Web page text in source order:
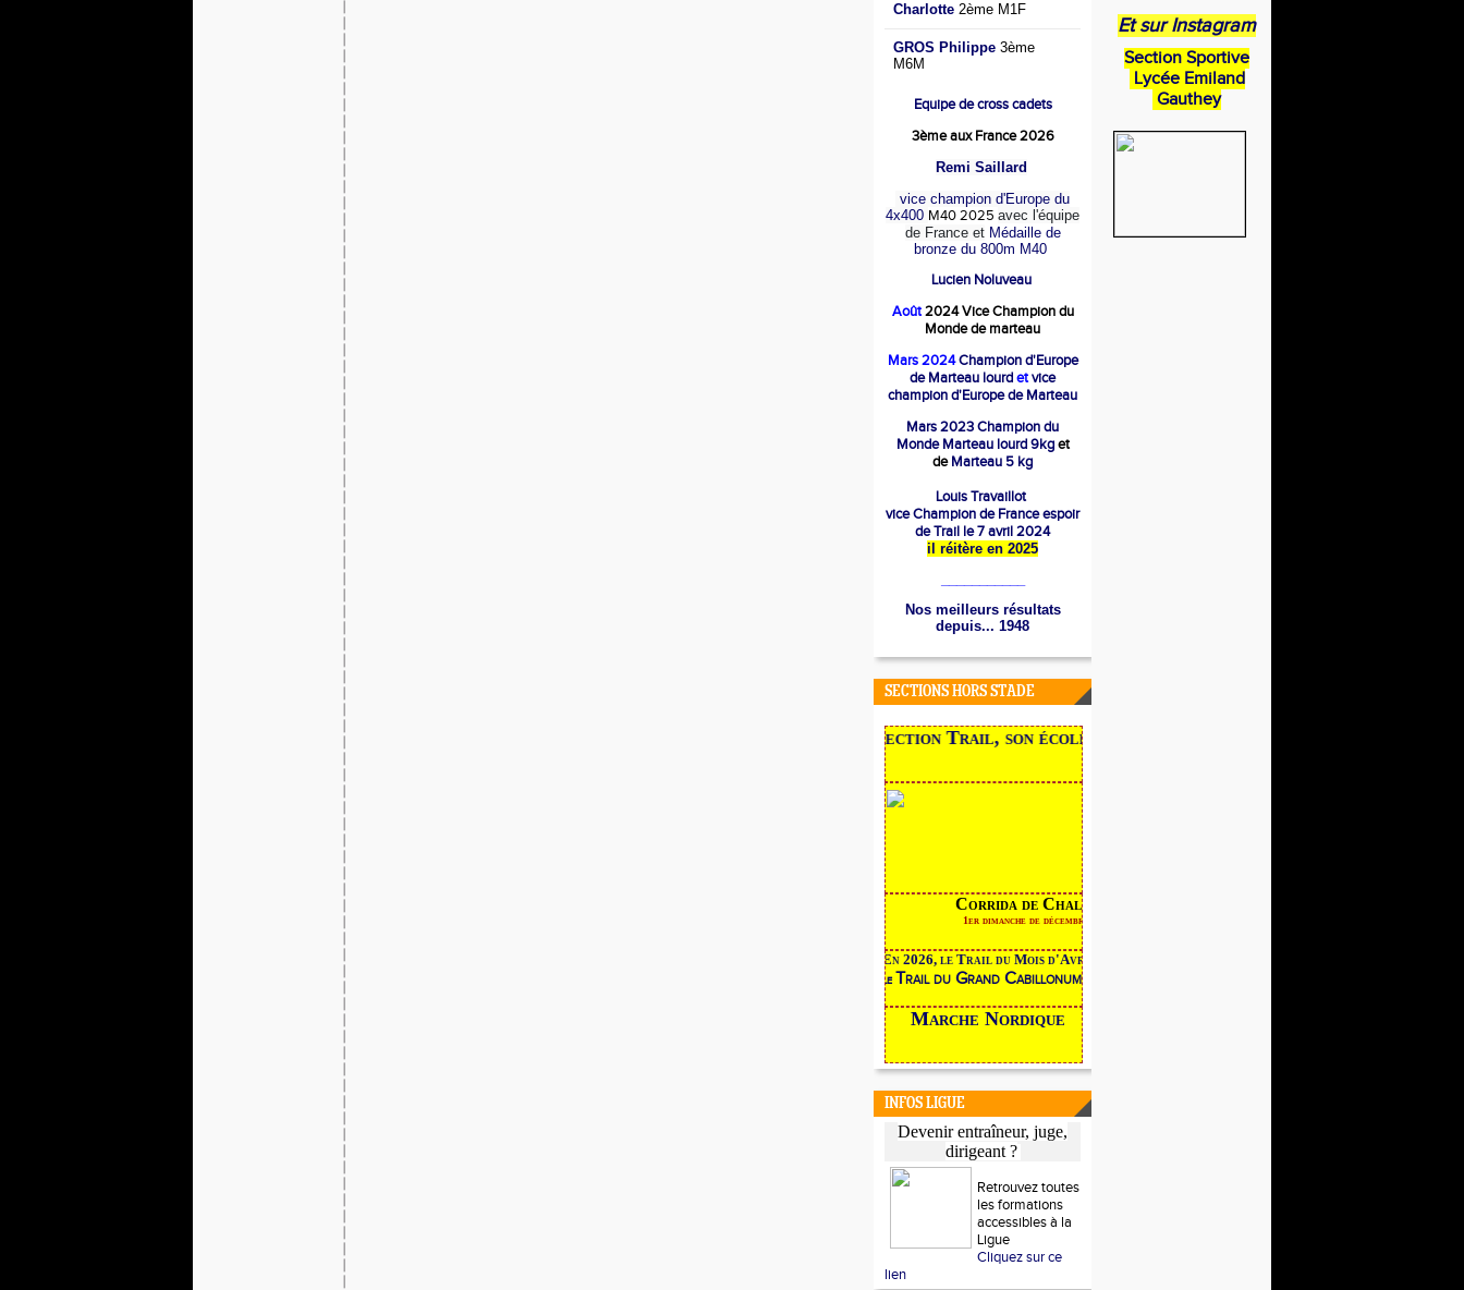
Charlotte 2ème M1F
GROS Philippe 3ème
M6M
Equipe de cross cadets
3ème aux France 2026
Remi Saillard
vice champion d'Europe du
4x400 M40 2025 avec l'équipe
de France et Médaille de
bronze du 800m M40
Lucien Noluveau
Août2024 Vice Champion du
Monde de marteau
Mars 2024Champion d'Europe
de Marteau lourdetvice
champion d'Europe de Marteau
Mars 2023 Champion du
Monde Marteau lourd 9kget
deMarteau 5 kg
Louis Travaillot
vice Champion de France espoir
de Trail le 7 avril 2024
il réitère en 2025
Nos meilleurs résultats
depuis... 1948
SECTIONS HORS STADE
la section Trail, son école, ses traces
Corrida de Chalon
1er dimanche de décembre
En 2026, le Trail du Mois d'Avril devient
leTrail du Grand Cabillonum
Marche Nordique
INFOS LIGUE
Devenir entraîneur, juge,
dirigeant ?
Retrouvez toutes
les formations
accessibles à la
Ligue
Cliquez sur ce
lien
Et sur Instagram
Section Sportive
Lycée Emiland
Gauthey